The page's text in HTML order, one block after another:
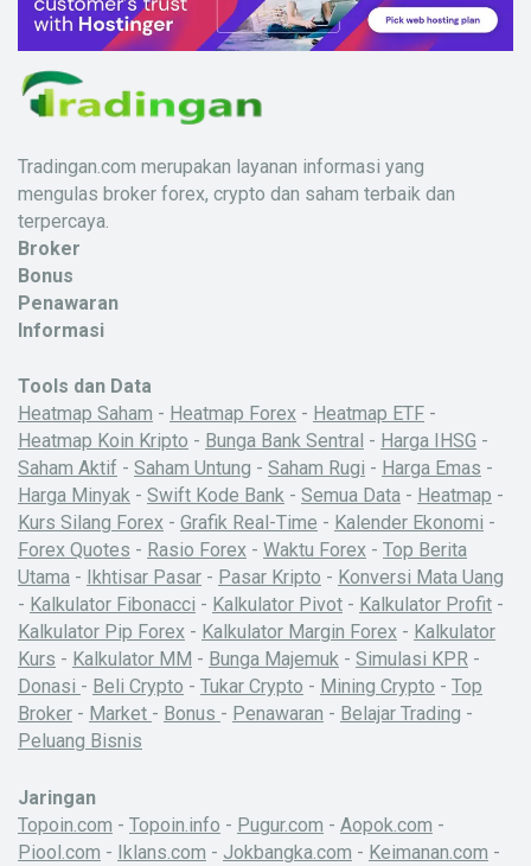
Tradingan.com merupakan layanan informasi yang
mengulas broker forex, crypto dan saham terbaik dan
terpercaya.
Broker
Bonus
Penawaran
Informasi
Tools dan Data
Heatmap Saham - Heatmap Forex - Heatmap ETF -
Heatmap Koin Kripto - Bunga Bank Sentral - Harga IHSG -
Saham Aktif - Saham Untung - Saham Rugi - Harga Emas -
Harga Minyak - Swift Kode Bank - Semua Data - Heatmap -
Kurs Silang Forex - Grafik Real-Time - Kalender Ekonomi -
Forex Quotes - Rasio Forex - Waktu Forex - Top Berita
Utama - Ikhtisar Pasar - Pasar Kripto - Konversi Mata Uang
- Kalkulator Fibonacci - Kalkulator Pivot - Kalkulator Profit -
Kalkulator Pip Forex - Kalkulator Margin Forex - Kalkulator
Kurs - Kalkulator MM - Bunga Majemuk - Simulasi KPR -
Donasi - Beli Crypto - Tukar Crypto - Mining Crypto - Top
Broker - Market - Bonus - Penawaran - Belajar Trading -
Peluang Bisnis
Jaringan
Topoin.com - Topoin.info - Pugur.com - Aopok.com -
Piool.com - Iklans.com - Jokbangka.com - Keimanan.com -